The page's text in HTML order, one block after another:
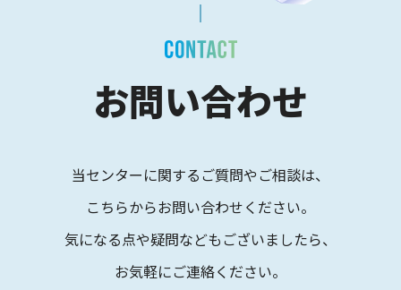
お問い合わせ
当センターに関するご質問やご相談は、
こちらからお問い合わせください。
気になる点や疑問などもございましたら、
お気軽にご連絡ください。